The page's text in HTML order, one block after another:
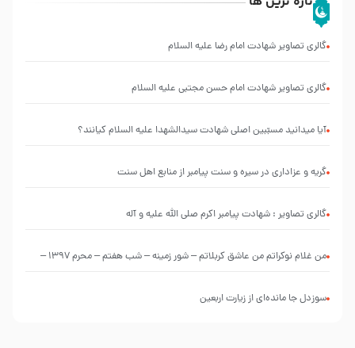
گالری تصاویر شهادت امام رضا علیه السلام
گالری تصاویر شهادت امام حسن مجتبی علیه السلام
آیا میدانید مسبّبین اصلی شهادت سیدالشهدا علیه ‌السلام کیانند؟
گریه و عزاداری در سیره و سنت پیامبر از منابع اهل سنت
گالری تصاویر : شهادت پیامبر اکرم صلی الله علیه و آله
من غلام نوکراتم من عاشق کربلاتم – شور زمینه – شب هفتم – محرم 1397 –
سوزدل جا مانده‌ای از زیارت اربعین